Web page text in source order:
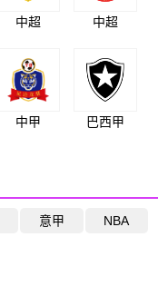
中超 中超
中甲 巴西甲
意甲 NBA